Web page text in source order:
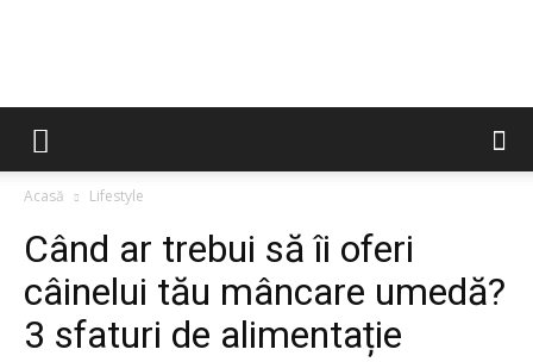
Webby
Acasă Lifestyle
Când ar trebui să îi oferi
câinelui tău mâncare umedă?
3 sfaturi de alimentație